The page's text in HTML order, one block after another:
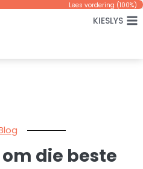
Lees vordering (100%)
KIESLYS
die beste